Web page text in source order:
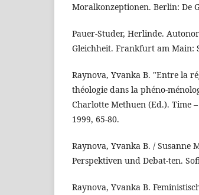
Moralkonzeptionen. Berlin: De
Pauer-Studer, Herlinde.
Gleichheit. Frankfurt am Main:
Raynova, Yvanka B. "Entre la
théologie dans la phéno-
Charlotte Methuen (Ed.). Time
1999, 65-80.
Raynova, Yvanka B. / Susanne
Perspektiven und Debat-ten.
Raynova, Yvanka B.